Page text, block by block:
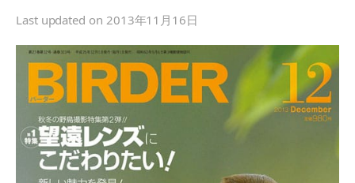
Last updated on 2013年11月16日